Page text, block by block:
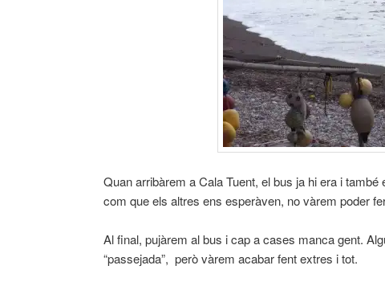
Quan arribàrem a Cala Tuent, el bus ja hi era i també
com que els altres ens esperàven, no vàrem poder
Al final, pujàrem al bus i cap a cases manca gent.
“passejada”, però vàrem acabar fent extres i tot.